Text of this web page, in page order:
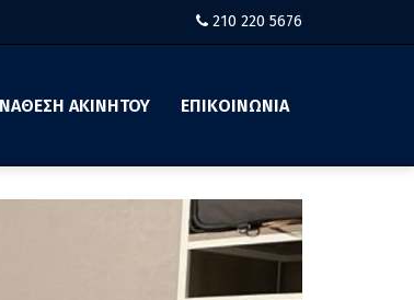
210 220 5676
ΑΚΙΝΗΤΟΥ ΕΠΙΚΟΙΝΩΝΙΑ